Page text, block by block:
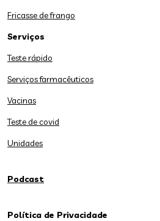
Fricasse de frango
Serviços
Teste rápido
Serviços farmacêuticos
Vacinas
Teste de covid
Unidades
Podcast
Política de Privacidade